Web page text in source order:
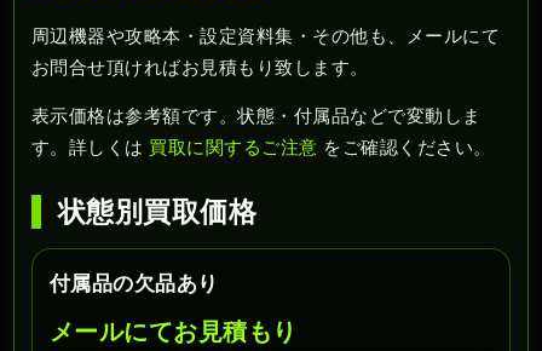
周辺機器や攻略本・設定資料集・その他も、メールにて
お問合せ頂ければお見積もり致します。
表示価格は参考額です。状態・付属品などで変動しま
す。詳しくは 買取に関するご注意 をご確認ください。
状態別買取価格
付属品の欠品あり
メールにてお見積もり